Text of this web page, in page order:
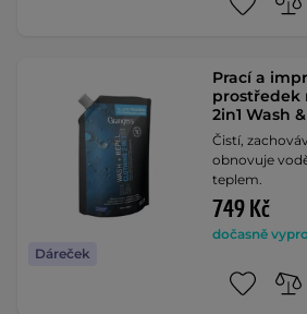
Dáreček
Prací a
prostředek
2in1 Wash
Čistí,
obnovuje
teplem.
749 Kč
dočasně